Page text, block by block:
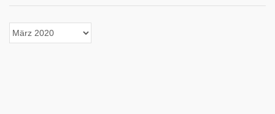
Archiv
der